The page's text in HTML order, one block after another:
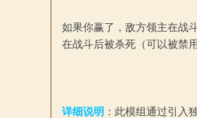
如果你赢了，敌方领主在战
在战斗后被杀死（可以被禁
详细说明 ：此模组通过引入